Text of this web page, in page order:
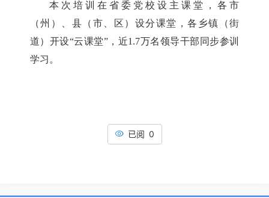
本次培训在省委党校设主课堂，各市
（州）、县（市、区）设分课堂，各乡镇（街
道）开设“云课堂”，近1.7万名领导干部同步参训
学习。
已阅 0